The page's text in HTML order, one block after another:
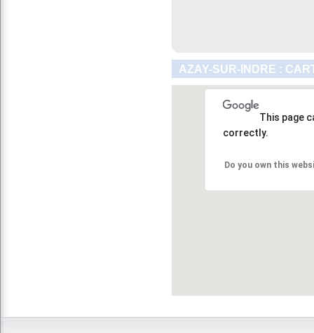
AZAY-SUR-INDRE :
This page
correctly.
Do you own this